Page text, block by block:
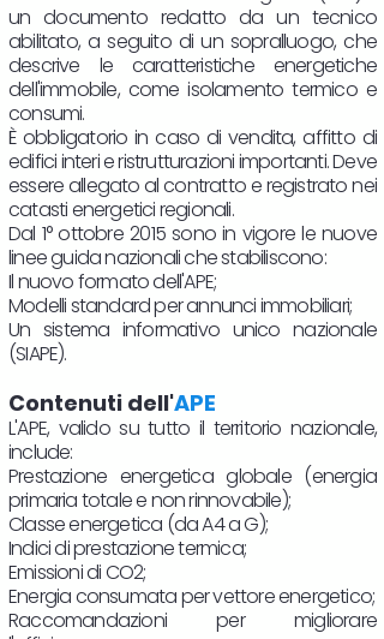
un documento redatto da un tecnico
abilitato, a seguito di un sopralluogo, che
descrive le caratteristiche energetiche
dell'immobile, come isolamento termico e
consumi.
È obbligatorio in caso di vendita, affitto di
edifici interi e ristrutturazioni importanti. Deve
essere allegato al contratto e registrato nei
catasti energetici regionali.
Dal 1° ottobre 2015 sono in vigore le nuove
linee guida nazionali che stabiliscono:
Il nuovo formato dell'APE;
Modelli standard per annunci immobiliari;
Un sistema informativo unico nazionale
(SIAPE).
Contenuti dell'APE
L'APE, valido su tutto il territorio nazionale,
include:
Prestazione energetica globale (energia
primaria totale e non rinnovabile);
Classe energetica (da A4 a G);
Indici di prestazione termica;
Emissioni di CO2;
Energia consumata per vettore energetico;
Raccomandazioni per migliorare